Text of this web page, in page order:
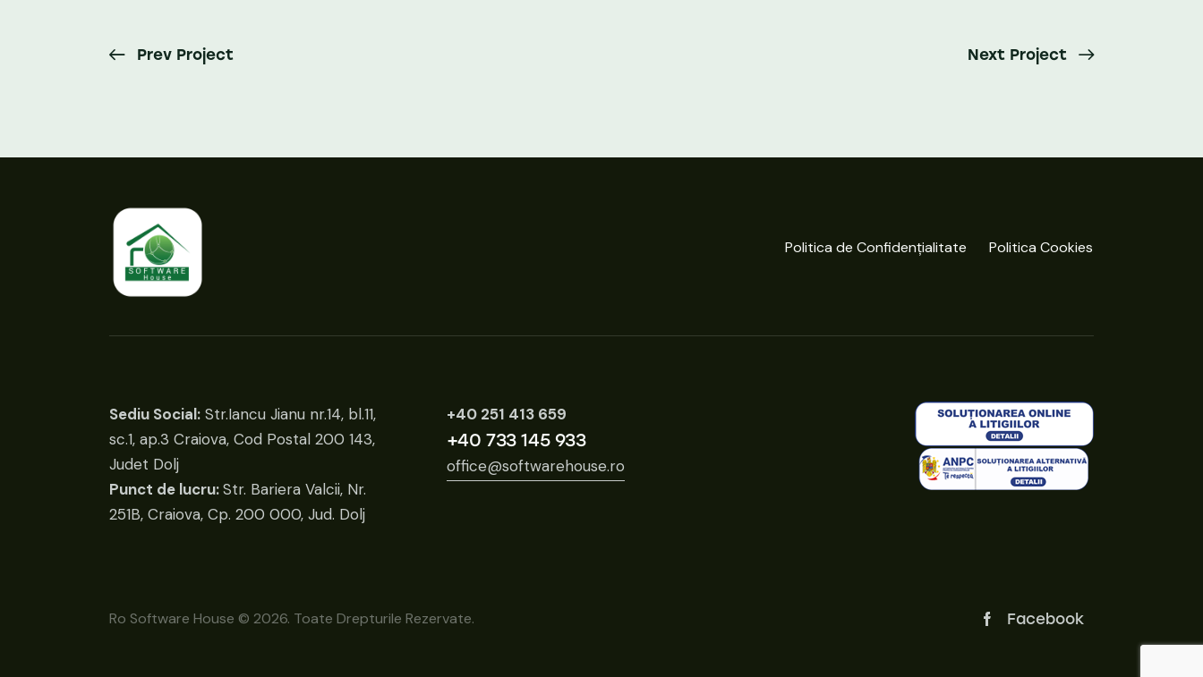
Prev Project Next Project
Politica de Confidențialitate Politica Cookies
Sediu Social: Str.Iancu Jianu nr.14, bl.11,
sc.1, ap.3 Craiova, Cod Postal 200 143,
Judet Dolj
Punct de lucru:Str. Bariera Valcii, Nr.
251B, Craiova, Cp. 200 000, Jud. Dolj
+40 251 413 659
+40 733 145 933
office@softwarehouse.ro
Ro Software House © 2026. Toate Drepturile Rezervate. Facebook